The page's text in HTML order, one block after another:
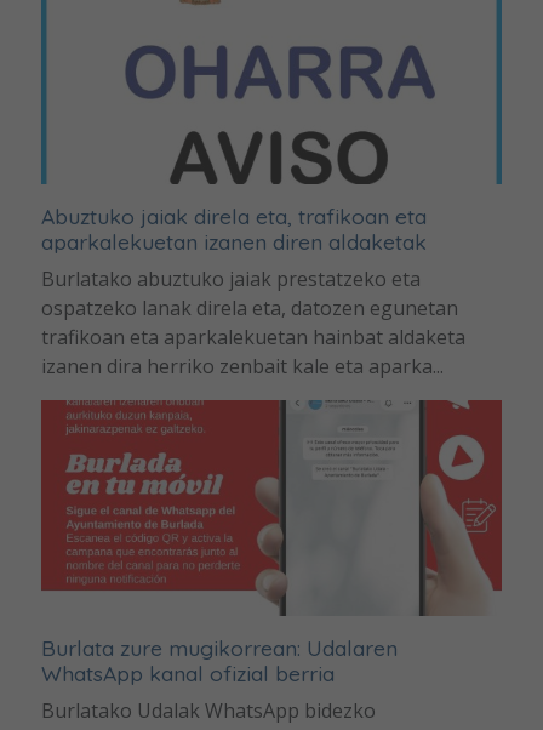
Abuztuko jaiak direla eta, trafikoan eta
aparkalekuetan izanen diren aldaketak
Burlatako abuztuko jaiak prestatzeko eta
ospatzeko lanak direla eta, datozen egunetan
trafikoan eta aparkalekuetan hainbat aldaketa
izanen dira herriko zenbait kale eta aparka...
Burlata zure mugikorrean: Udalaren
WhatsApp kanal ofizial berria
Burlatako Udalak WhatsApp bidezko